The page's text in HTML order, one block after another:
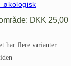
økologisk
DKK 25,00
har flere varianter.